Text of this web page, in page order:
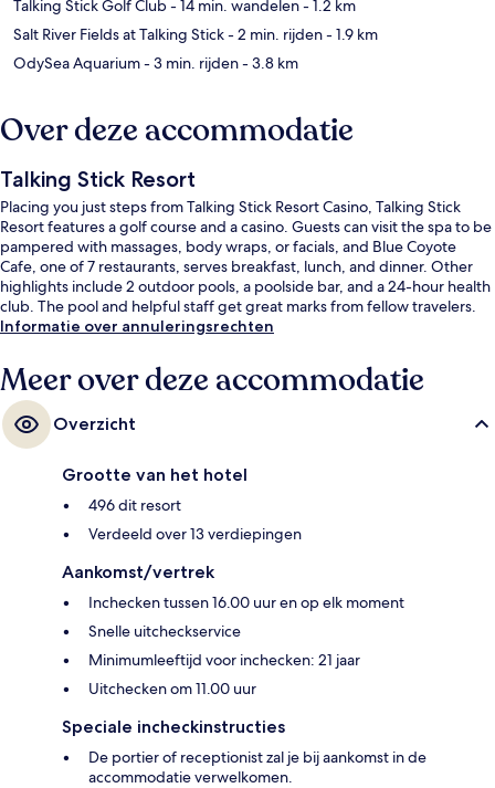
Talking Stick Golf Club- 14 min. wandelen- 1.2 km
Salt River Fields at Talking Stick- 2 min. rijden- 1.9 km
OdySea Aquarium- 3 min. rijden- 3.8 km
Over deze accommodatie
Talking Stick Resort
Placing you just steps from Talking Stick Resort Casino, Talking Stick
Resort features a golf course and a casino. Guests can visit the spa to be
pampered with massages, body wraps, or facials, and Blue Coyote
Cafe, one of 7 restaurants, serves breakfast, lunch, and dinner. Other
highlights include 2 outdoor pools, a poolside bar, and a 24-hour health
club. The pool and helpful staff get great marks from fellow travelers.
Informatie over annuleringsrechten
Meer over deze accommodatie
Overzicht
Grootte van het hotel
496 dit resort
Verdeeld over 13 verdiepingen
Aankomst/vertrek
Inchecken tussen 16.00 uur en op elk moment
Snelle uitcheckservice
Minimumleeftijd voor inchecken: 21 jaar
Uitchecken om 11.00 uur
Speciale incheckinstructies
De portier of receptionist zal je bij aankomst in de
accommodatie verwelkomen.